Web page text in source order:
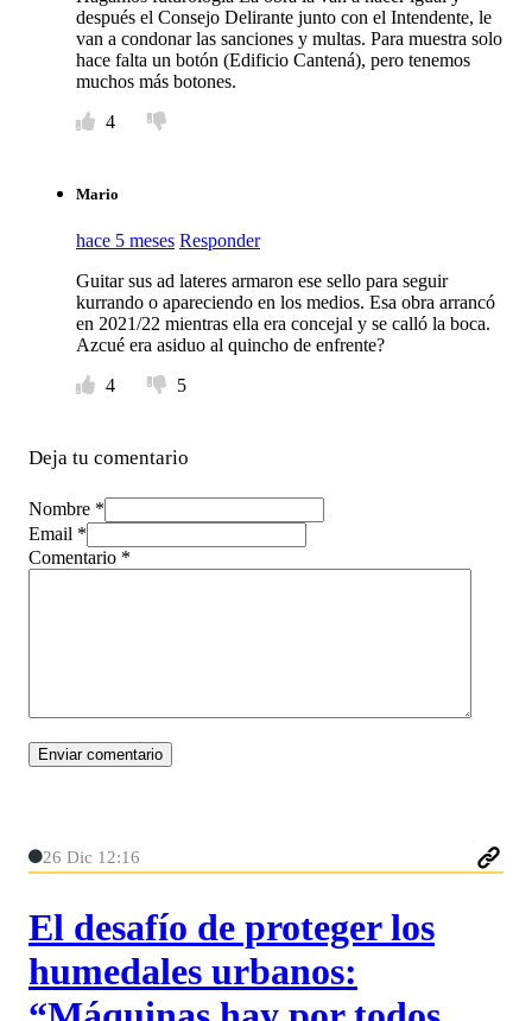
después el Consejo Delirante junto con el Intendente, le
van a condonar las sanciones y multas. Para muestra solo
hace falta un botón (Edificio Cantená), pero tenemos
muchos más botones.
4
Mario
hace 5 meses Responder
Guitar sus ad lateres armaron ese sello para seguir
kurrando o apareciendo en los medios. Esa obra arrancó
en 2021/22 mientras ella era concejal y se calló la boca.
Azcué era asiduo al quincho de enfrente?
4
5
Deja tu comentario
Nombre *
Email *
Comentario *
26 Dic 12:16
El desafío de proteger los
humedales urbanos: